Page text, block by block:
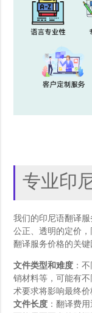
专业印
我们的印尼语翻译
公正、透明的定价
翻译服务价格的关键
文件类型和难度 ：
销材料等，可能有
术要求将影响最终价
文件长度 ：翻译费